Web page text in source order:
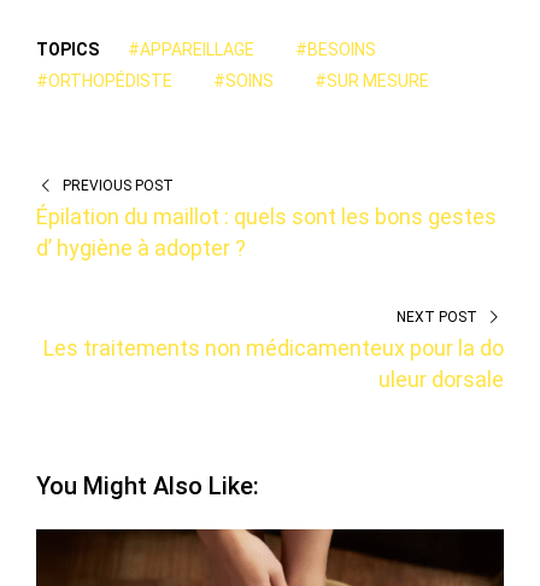
TOPICS #APPAREILLAGE
#BESOINS
#ORTHOPÉDISTE
#SOINS #SUR MESURE
PREVIOUS POST
Épilation du maillot : quels sont les bons gestes
d’ hygiène à adopter ?
NEXT POST
Les traitements non médicamenteux pour la do
uleur dorsale
You Might Also Like: